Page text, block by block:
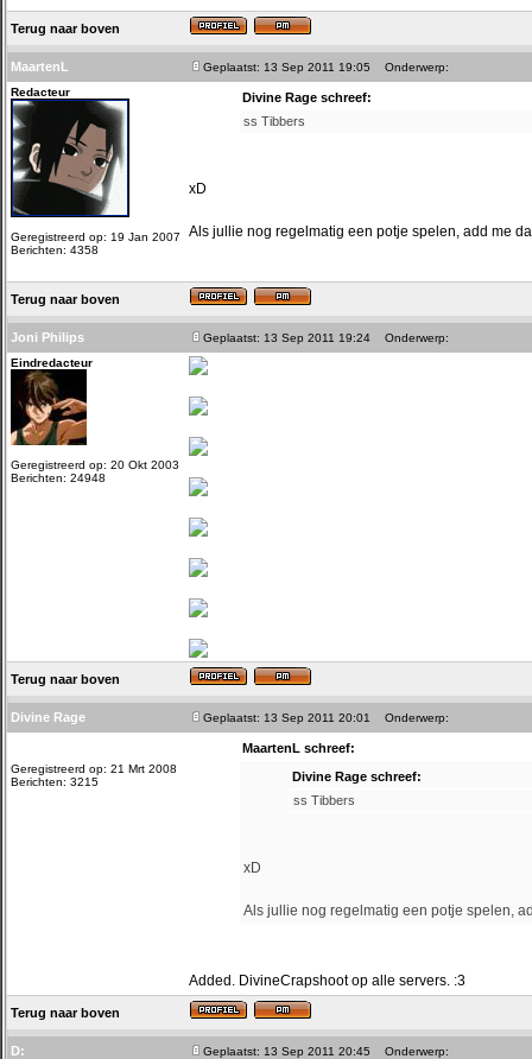
Terug naar boven
MaartenL Geplaatst: 13 Sep 2011 19:05
Onderwerp:
Redacteur
Geregistreerd op: 19 Jan 2007
Berichten: 4358
Divine Rage schreef:
ss Tibbers
xD
Als jullie nog regelmatig een potje spelen, add me
Terug naar boven
Joni Philips Geplaatst: 13 Sep 2011 19:24
Onderwerp:
Eindredacteur
Geregistreerd op: 20 Okt 2003
Berichten: 24948
Terug naar boven
Divine Rage Geplaatst: 13 Sep 2011 20:01 Onderwerp:
Geregistreerd op: 21 Mrt 2008
Berichten: 3215
MaartenL schreef:
Divine Rage schreef:
ss Tibbers
xD
Als jullie nog regelmatig een potje spelen,
Added. DivineCrapshoot op alle servers. :3
Terug naar boven
D: Geplaatst: 13 Sep 2011 20:45 Onderwerp: